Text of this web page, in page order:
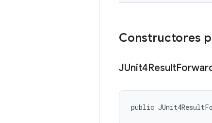
Constructores
JUnit4Result
public